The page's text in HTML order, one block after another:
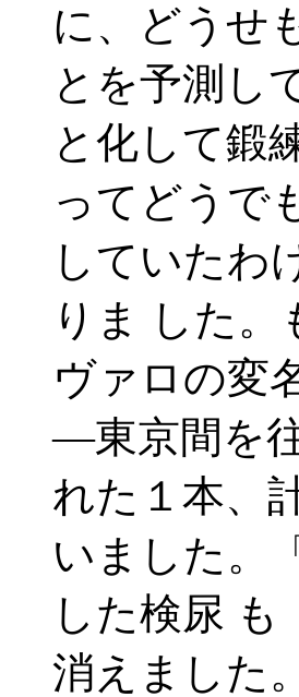
に、どうせ
とを予測し
と化して鍛
ってどうで
していたわ
りま した
ヴァロの変
―東京間を
れた１本、
いました。
した検尿
消えました